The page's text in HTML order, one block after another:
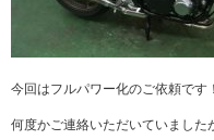
今回はフルパワー化のご依頼です！
何度かご連絡いただいていました